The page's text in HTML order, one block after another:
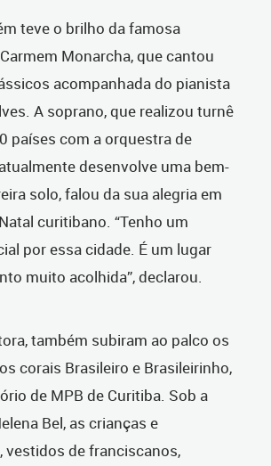
teve o brilho da famosa
Monarcha, que cantou
acompanhada do pianista
A soprano, que realizou turnê
países com a orquestra de
desenvolve uma bem-
solo, falou da sua alegria em
curitibano. “Tenho um
por essa cidade. É um lugar
muito acolhida”, declarou.
também subiram ao palco os
corais Brasileiro e Brasileirinho,
de MPB de Curitiba. Sob a
Bel, as crianças e
vestidos de franciscanos,